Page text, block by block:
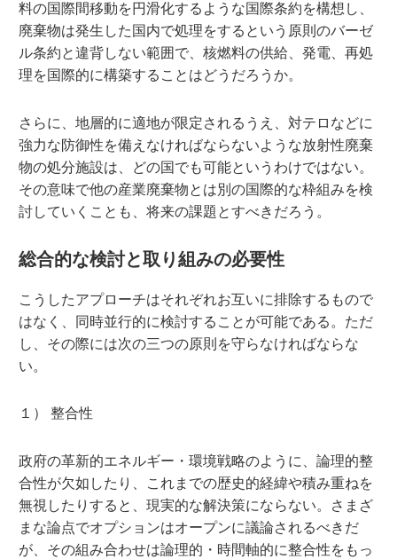
料の国際間移動を円滑化するような国際条約を構想し、
廃棄物は発生した国内で処理をするという原則のバーゼ
ル条約と違背しない範囲で、核燃料の供給、発電、再処
理を国際的に構築することはどうだろうか。
さらに、地層的に適地が限定されるうえ、対テロなどに
強力な防御性を備えなければならないような放射性廃棄
物の処分施設は、どの国でも可能というわけではない。
その意味で他の産業廃棄物とは別の国際的な枠組みを検
討していくことも、将来の課題とすべきだろう。
総合的な検討と取り組みの必要性
こうしたアプローチはそれぞれお互いに排除するもので
はなく、同時並行的に検討することが可能である。ただ
し、その際には次の三つの原則を守らなければならな
い。
１） 整合性
政府の革新的エネルギー・環境戦略のように、論理的整
合性が欠如したり、これまでの歴史的経緯や積み重ねを
無視したりすると、現実的な解決策にならない。さまざ
まな論点でオプションはオープンに議論されるべきだ
が、その組み合わせは論理的・時間軸的に整合性をもっ